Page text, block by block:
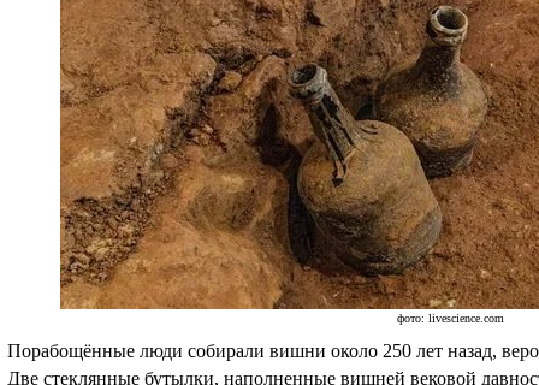
фото: livescience.com
Порабощённые люди собирали вишни около 250 лет назад,
Две стеклянные бутылки, наполненные вишней вековой